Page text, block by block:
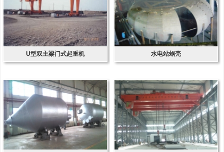
U型双主梁门式起重机 水电站蜗壳